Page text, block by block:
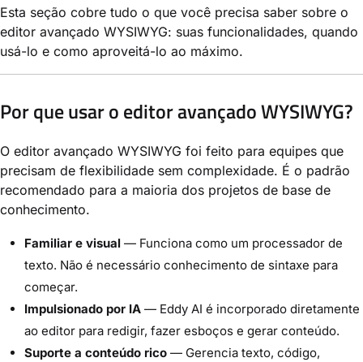
Esta seção cobre tudo o que você precisa saber sobre o
editor avançado WYSIWYG: suas funcionalidades, quando
usá-lo e como aproveitá-lo ao máximo.
Por que usar o editor avançado WYSIWYG?
O editor avançado WYSIWYG foi feito para equipes que
precisam de flexibilidade sem complexidade. É o padrão
recomendado para a maioria dos projetos de base de
conhecimento.
Familiar e visual — Funciona como um processador de
texto. Não é necessário conhecimento de sintaxe para
começar.
Impulsionado por IA — Eddy AI é incorporado diretamente
ao editor para redigir, fazer esboços e gerar conteúdo.
Suporte a conteúdo rico — Gerencia texto, código,